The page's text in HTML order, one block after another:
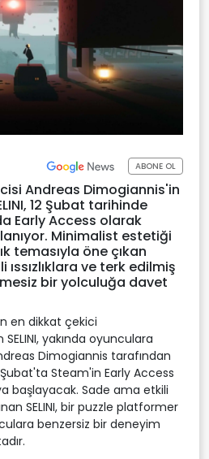
ABONE OL
Andreas Dimogiannis'in
12 Şubat tarihinde
Early Access olarak
Minimalist estetiği
temasıyla öne çıkan
ıssızlıklara ve terk edilmiş
bir yolculuğa davet
en dikkat çekici
yakında oyunculara
Dimogiannis tarafından
Steam'in Early Access
başlayacak. Sade ama etkili
SELINI, bir puzzle platformer
benzersiz bir deneyim